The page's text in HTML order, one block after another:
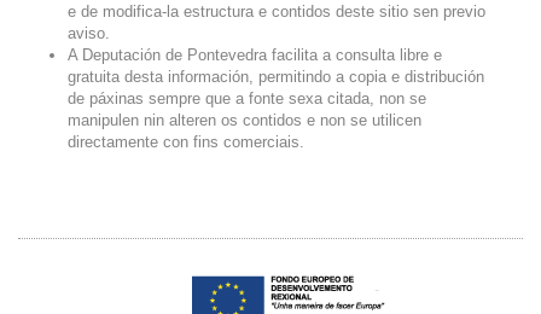
e de modifica-la estructura e contidos deste sitio sen previo
aviso.
A Deputación de Pontevedra facilita a consulta libre e
gratuita desta información, permitindo a copia e distribución
de páxinas sempre que a fonte sexa citada, non se
manipulen nin alteren os contidos e non se utilicen
directamente con fins comerciais.